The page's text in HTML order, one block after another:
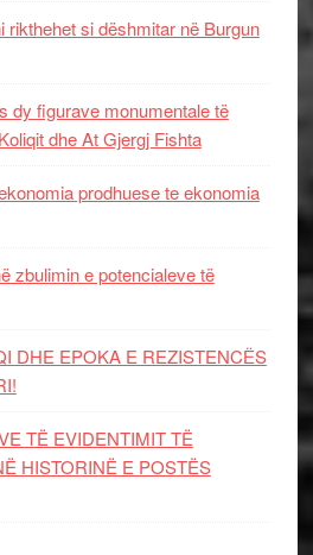
rikthehet si dëshmitar në Burgun
dy figurave monumentale të
dhe At Gjergj Fishta
prodhuese te ekonomia
zbulimin e potencialeve të
DHE EPOKA E REZISTENCЁS
TË EVIDENTIMIT TË
HISTORINË E POSTËS